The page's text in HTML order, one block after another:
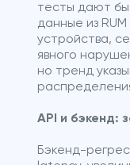
тесты дают
данные из
устройства,
явного
но тренд
API и бэкенд:
Бэкенд-